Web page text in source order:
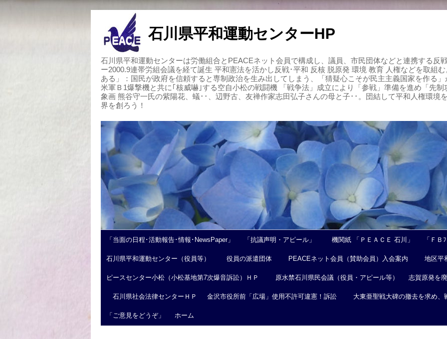
石川県平和運動センターHP
石川県平和運動センターは労働組合とPEACEネット会員で構成し、議員、市民団体などと連携する反
ー2000.9連帯労組会議を経て誕生 平和憲法を活かし反戦･平和 反核 脱原発 環境 教育 人権などを取組
ある」：国民が政府を信頼すると専制政治を生み出してしまう、「猜疑心こそが民主主義国家を作る
米軍Ｂ1爆撃機と共に｢核威嚇｣する空自小松の戦闘機 「戦争法」成立により「参戦」準備を進め「先
象画 熊谷守一氏の紫陽花、蟻･･、辺野古、友禅作家志田弘子さんの母と子･･。団結して平和人権環境
界を創ろう！
「当面の日程･活動報告･情報･NewsPaper」 「抗議声明・アピール」 機関紙 「ＰＥＡＣＥ 石川」 「ＦＢ
石川県平和運動センター（役員等） 役員の派遣団体 PEACEネット会員（賛助会員）入会案内 地区平
ピースセンター小松（小松基地第7次爆音訴訟）ＨＰ 原水禁石川県民会議（役員・アピール等） 志賀原発を
石川県社会法律センターＨＰ 金沢市役所前「広場」使用不許可違憲！訴訟 大東亜聖戦大碑の撤去を求め、
「ご意見をどうぞ」 ホーム